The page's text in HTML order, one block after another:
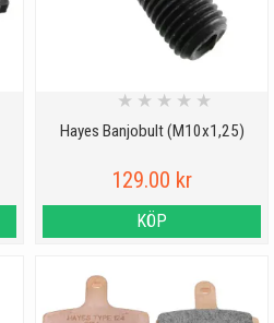
Hayes Banjobult (M10x1,25)
★ ★ ★ ★ ★
129.00 kr
KÖP